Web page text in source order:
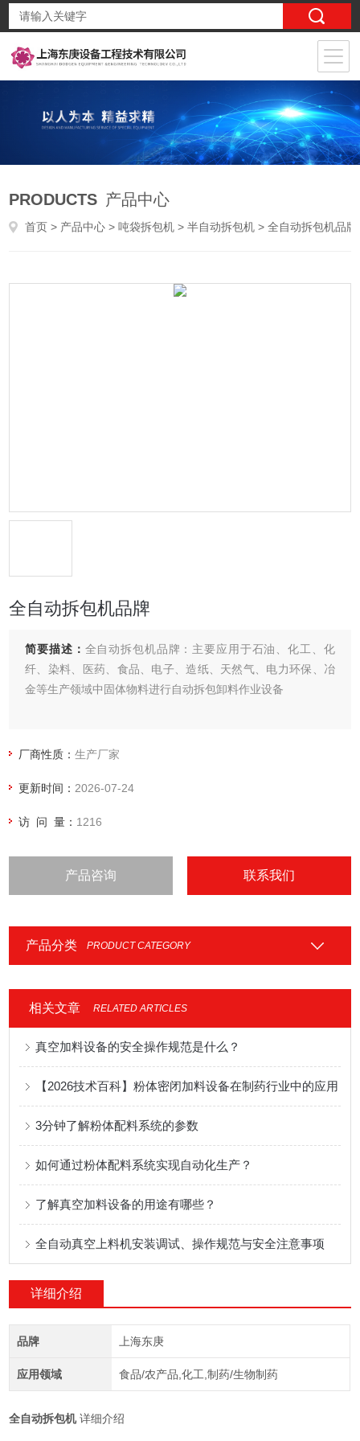
PRODUCTS 产品中心
首页 > 产品中心 >吨袋拆包机 >半自动拆包机 > 全自动拆包机品牌
全自动拆包机品牌
简要描述： 全自动拆包机品牌：主要应用于石油、化工、化
纤、染料、医药、食品、电子、造纸、天然气、电力环保、冶
金等生产领域中固体物料进行自动拆包卸料作业设备
厂商性质：生产厂家
更新时间： 2026-07-24
访 问 量： 1216
产品咨询 联系我们
产品分类 PRODUCT CATEGORY
相关文章 RELATED ARTICLES
真空加料设备的安全操作规范是什么？
【2026技术百科】粉体密闭加料设备在制药行业中的应用
3分钟了解粉体配料系统的参数
如何通过粉体配料系统实现自动化生产？
了解真空加料设备的用途有哪些？
全自动真空上料机安装调试、操作规范与安全注意事项
详细介绍
品牌 上海东庚
应用领域 食品/农产品,化工,制药/生物制药
全自动拆包机详细介绍